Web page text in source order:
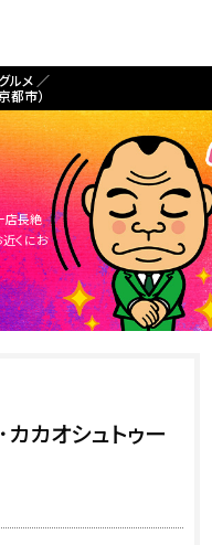
ルメ
都市）
店長絶
近くにお
カカオシュトゥー